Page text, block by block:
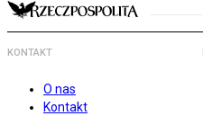
KONTAKT
O nas
Kontakt